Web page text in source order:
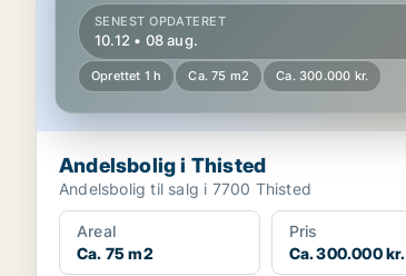
SENEST OPDATERET
10.12 • 08 aug.
Oprettet 1 h Ca. 75 m2 Ca. 300.000 kr.
Andelsbolig i Thisted
Andelsbolig til salg i 7700 Thisted
Areal
Ca. 75 m2
Pris
Ca. 300.000 kr.